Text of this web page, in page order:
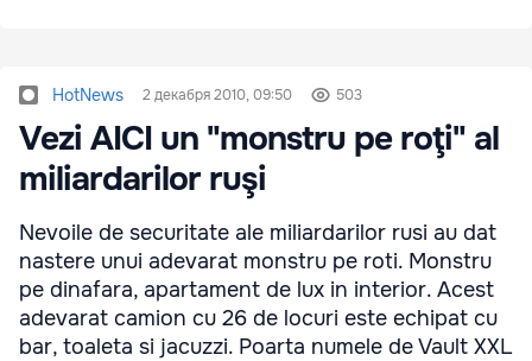
HotNews 2 декабря 2010, 09:50 503
Vezi AICI un "monstru pe roţi" al
miliardarilor ruşi
Nevoile de securitate ale miliardarilor rusi au dat
nastere unui adevarat monstru pe roti. Monstru
pe dinafara, apartament de lux in interior. Acest
adevarat camion cu 26 de locuri este echipat cu
bar, toaleta si jacuzzi. Poarta numele de Vault XXL